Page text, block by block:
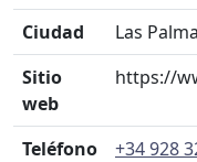
Ciudad
Las
Sitio
web
https://
Teléfono +34 928